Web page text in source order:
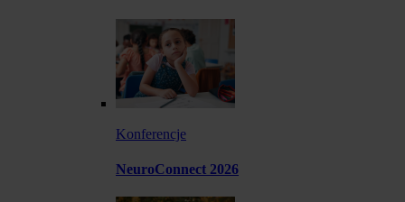
Konferencje
NeuroConnect 2026